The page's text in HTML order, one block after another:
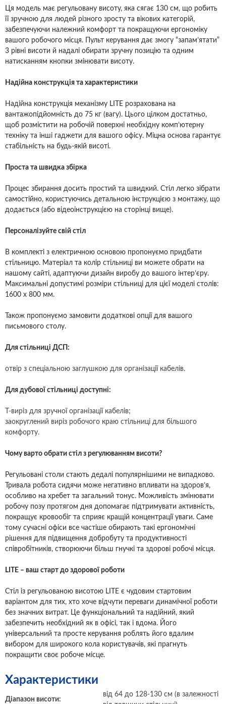
Ця модель має регульовану висоту, яка сягає 130 см, що робить
її зручною для людей різного зросту та вікових категорій,
забезпечуючи належний комфорт та покращуючи ергономіку
вашого робочого місця. Пульт керування дає змогу “запам’ятати”
3 рівні висоти й надалі обирати зручну позицію та одним
натисканням кнопки змінювати висоту.
Надійна конструкція та характеристики
Надійна конструкція механізму LITE розрахована на
вантажопідйомність до 75 кг (вагу). Цього цілком достатньо,
щоб розмістити на робочій поверхні необхідну комп’ютерну
техніку та інші гаджети для вашого офісу. Міцна основа гарантує
стабільність на будь-якій висоті.
Проста та швидка збірка
Процес збирання досить простий та швидкий. Стіл легко зібрати
самостійно, користуючись детальною інструкцією з монтажу, що
додається (або відеоінструкцією на сторінці вище).
Персоналізуйте свій стіл
В комплекті з електричною основою пропонуємо придбати
стільницю. Матеріал та колір стільниці ви можете обрати на
нашому сайті, адаптуючи дизайн виробу до вашого інтер’єру.
Максимальні допустимі розміри стільниці для цієї моделі столів:
1600 x 800 мм.
Також пропонуємо замовити додаткові опції для вашого
письмового столу.
Для стільниці ДСП:
отвір з спеціальною заглушкою для організації кабелів.
Для дубової стільниці доступні:
Т-виріз для зручної організації кабелів;
заокруглений виріз робочого краю стільниці для більшого
комфорту.
Чому варто обрати стіл з регулюванням висоти?
Регульовані столи стають дедалі популярнішими не випадково.
Тривала робота сидячи може негативно впливати на здоров’я,
особливо на хребет та загальний тонус. Можливість змінювати
робочу позу протягом дня допомагає підтримувати активність,
покращує кровообіг та сприяє кращій концентрації уваги. Саме
тому сучасні офіси все частіше обирають такі ергономічні
рішення для підвищення добробуту та продуктивності
співробітників, створюючи більш гнучкі та здорові робочі місця.
LITE – ваш старт до здорової роботи
Стіл із регульованою висотою LITE є чудовим стартовим
варіантом для тих, хто хоче відчути переваги динамічної роботи
без значних витрат. Це функціональний та надійний, який
забезпечить необхідний як в офісі, так і вдома. Його
універсальний та просте керування роблять його вдалим
вибором для широкого кола користувачів, які прагнуть
покращити своє робоче місце.
Характеристики
Діапазон висоти:
від 64 до 128-130 см (в залежності